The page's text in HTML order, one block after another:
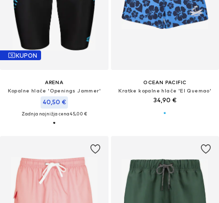
KUPON
ARENA
Kopalne hlače 'Openings Jammer'
40,50 €
Zadnja najnižja cena45,00 €
OCEAN PACIFIC
Kratke kopalne hlače 'El Quemao'
34,90 €